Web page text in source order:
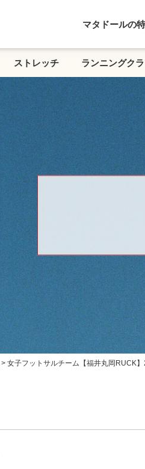
マタドールの
ストレッチ ランニングク
> 女子フットサルチーム【福井丸岡RUCK